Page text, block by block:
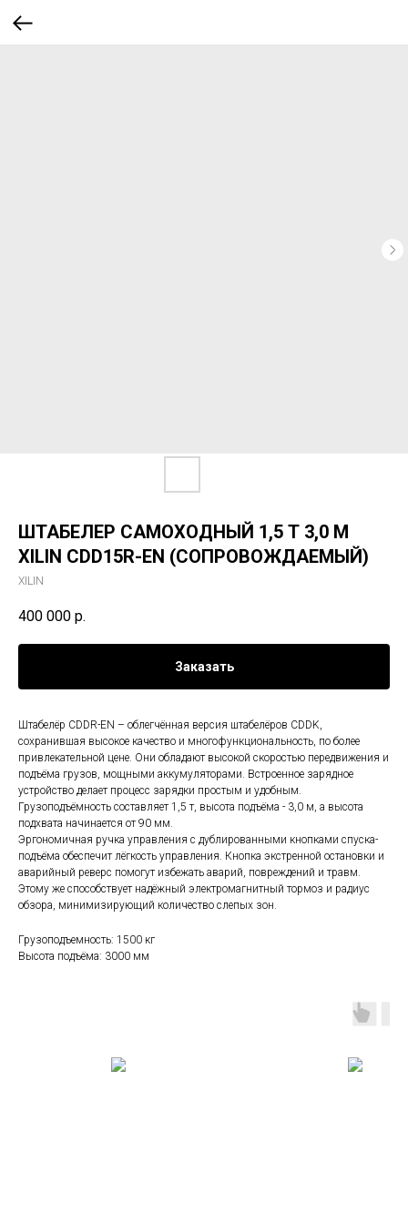
ШТАБЕЛЕР САМОХОДНЫЙ 1,5 Т 3,0 М
XILIN CDD15R-EN (СОПРОВОЖДАЕМЫЙ)
XILIN
400 000 р.
Заказать
Штабелёр CDDR-EN – облегчённая версия штабелёров CDDK,
сохранившая высокое качество и многофункциональность, по более
привлекательной цене. Они обладают высокой скоростью передвижения и
подъёма грузов, мощными аккумуляторами. Встроенное зарядное
устройство делает процесс зарядки простым и удобным.
Грузоподъёмность составляет 1,5 т, высота подъёма - 3,0 м, а высота
подхвата начинается от 90 мм.
Эргономичная ручка управления с дублированными кнопками спуска-
подъёма обеспечит лёгкость управления. Кнопка экстренной остановки и
аварийный реверс помогут избежать аварий, повреждений и травм.
Этому же способствует надёжный электромагнитный тормоз и радиус
обзора, минимизирующий количество слепых зон.
Грузоподъемность: 1500 кг
Высота подъёма: 3000 мм